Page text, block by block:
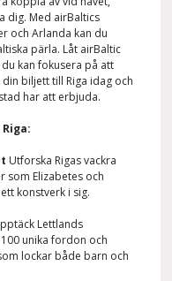
dig. Med airBaltics
och Arlanda kan du
pärla. Låt airBaltic
kan fokusera på att
biljett till Riga idag och
har att erbjuda.
Utforska Rigas vackra
som Elizabetes och
konstverk i sig.
Lettlands
unika fordon och
lockar både barn och